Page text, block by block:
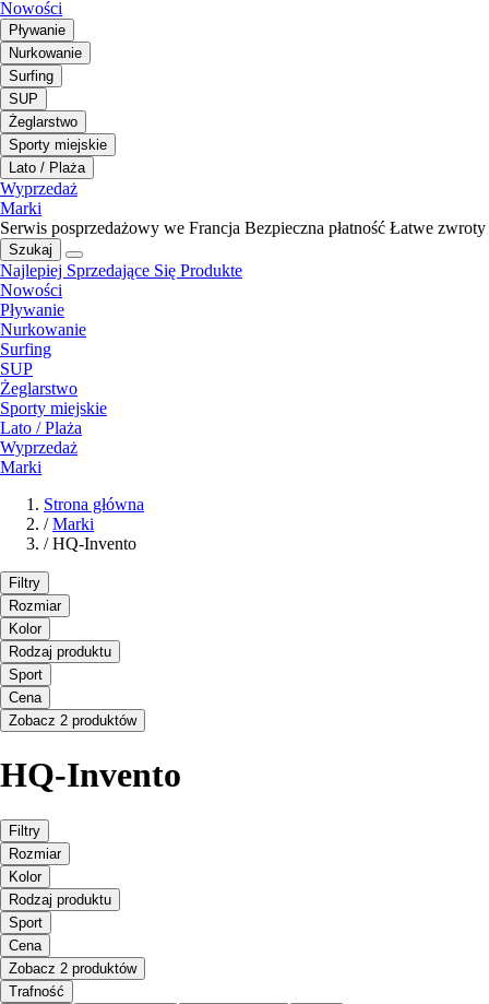
Nowości
Pływanie
Nurkowanie
Surfing
SUP
Żeglarstwo
Sporty miejskie
Lato / Plaża
Wyprzedaż
Marki
Serwis posprzedażowy we Francja Bezpieczna płatność Łatwe zwroty
Szukaj
Najlepiej Sprzedające Się Produkte
Nowości
Pływanie
Nurkowanie
Surfing
SUP
Żeglarstwo
Sporty miejskie
Lato / Plaża
Wyprzedaż
Marki
Strona główna
/ Marki
/ HQ-Invento
Filtry
Rozmiar
Kolor
Rodzaj produktu
Sport
Cena
Zobacz 2 produktów
HQ-Invento
Filtry
Rozmiar
Kolor
Rodzaj produktu
Sport
Cena
Zobacz 2 produktów
Trafność